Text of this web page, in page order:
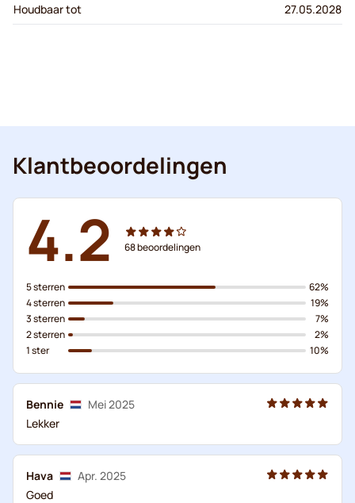
Houdbaar tot
27.05.2028
Klantbeoordelingen
4.2 68beoordelingen
5 sterren
4 sterren
3 sterren
2 sterren
1 ster
62%
19%
7%
2%
10%
Bennie
Mei 2025
Lekker
Hava
Apr. 2025
Goed